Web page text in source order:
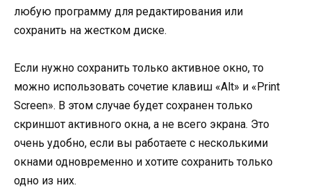
любую программу для редактирования или
сохранить на жестком диске.
Если нужно сохранить только активное окно, то
можно использовать сочетие клавиш «Alt» и «Print
Screen». В этом случае будет сохранен только
скриншот активного окна, а не всего экрана. Это
очень удобно, если вы работаете с несколькими
окнами одновременно и хотите сохранить только
одно из них.